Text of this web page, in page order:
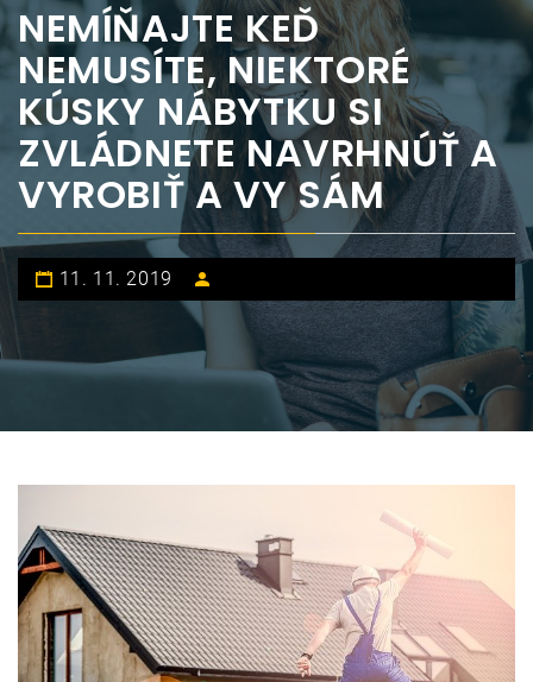
NEMÍŇAJTE KEĎ
NEMUSÍTE, NIEKTORÉ
KÚSKY NÁBYTKU SI
ZVLÁDNETE NAVRHNÚŤ A
VYROBIŤ A VY SÁM
11. 11. 2019